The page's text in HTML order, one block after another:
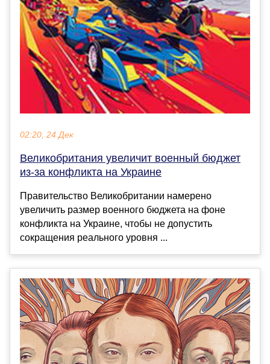
02:20, 24 Дек
Великобритания увеличит военный бюджет
из-за конфликта на Украине
Правительство Великобритании намерено
увеличить размер военного бюджета на фоне
конфликта на Украине, чтобы не допустить
сокращения реального уровня ...